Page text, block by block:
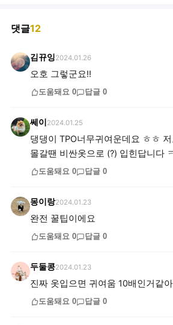
댓글12
김뀨잉2024.01.26
오호 그렇군요!!
도움돼요 0 답글 0
쎄이 2024.01.25
댕댕이 TPO너무귀여운데요 ㅎㅎ
몰갈땐 비싼옷으로 (?) 입힌답니다
도움돼요 0 답글 0
몽이랑2024.01.23
완전 꿀팁이에요
도움돼요 0 답글 0
두둘콩2024.01.23
진짜 옷입으면 귀여움 10배인거같
도움돼요 0 답글 0